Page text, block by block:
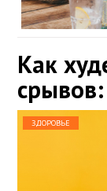
Как
ЗДОРОВЬЕ